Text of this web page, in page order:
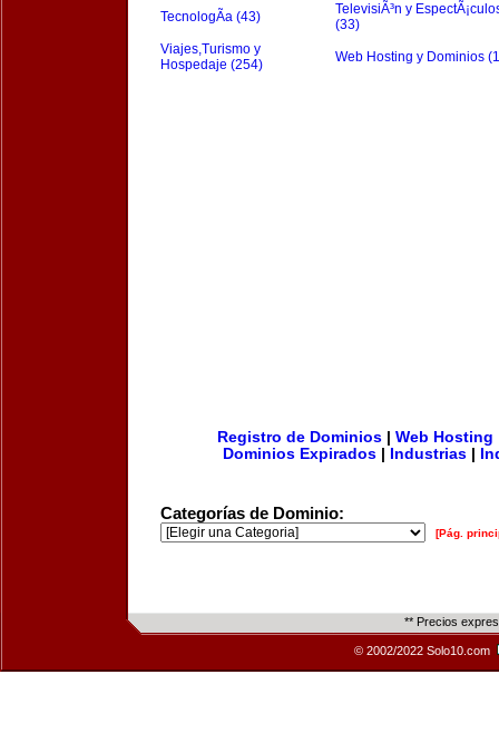
TecnologÃ­a (43)
TelevisiÃ³n y
(33)
Viajes,Turismo y
Hospedaje (254)
Web Hosting y Dominios
Registro de Dominios| Web Hosting
Dominios Expirados
Industrias
Categorías de Dominio:
[Pág.
** Precios
© 2002/2022 Solo10.com